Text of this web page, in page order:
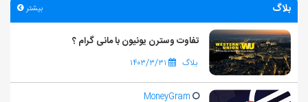
بلاگ بیشتر
تفاوت وسترن یونیون با مانی گرام ؟
بلاگ ۱۴۰۳/۳/۳۱
MoneyGram